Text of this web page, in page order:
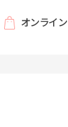
オンライン